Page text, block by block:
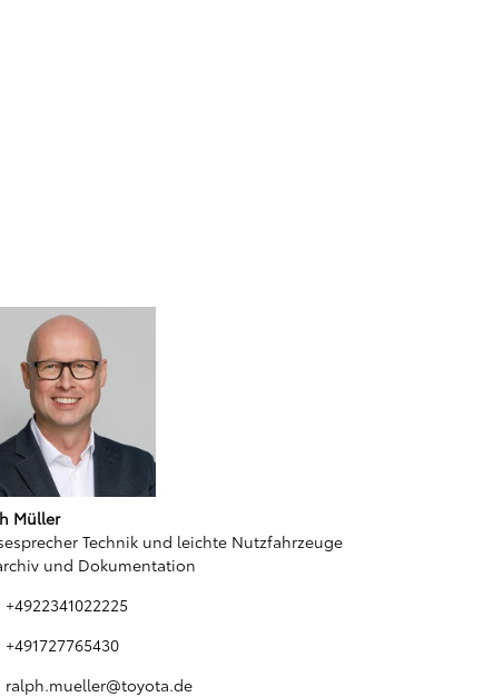
Müller
Technik und leichte Nutzfahrzeuge
und Dokumentation
+4922341022225
+491727765430
ralph.mueller@toyota.de